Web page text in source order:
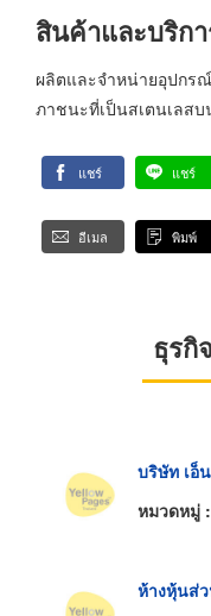
สินค้าและบริก
ผลิตและจำหน่ายอุปกร
ภาชนะที่เป็นสเตนเลสบ
แชร์ แชร์
อีเมล พิมพ์
ธุรกิ
บริษัท เอ็
หมวดหมู่ :
ห้างหุ้นส่